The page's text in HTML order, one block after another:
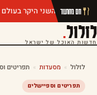
חם מהתנור
לזלול.
חדשות האוכל של ישראל
לזלול » מסעדות » תפריטים
תפריטים וספיישלים